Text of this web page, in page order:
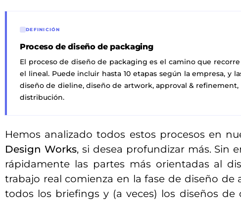
DEFINICIÓN
Proceso de diseño de packaging
El proceso de diseño de packaging es el camino que
el lineal. Puede incluir hasta 10 etapas según la empresa, y
diseño de dieline, diseño de artwork, approval &
distribución.
Hemos analizado todos estos procesos en
Design Works, si desea profundizar más. Sin
rápidamente las partes más orientadas al
trabajo real comienza en la fase de diseño
todos los briefings y (a veces) los diseños de